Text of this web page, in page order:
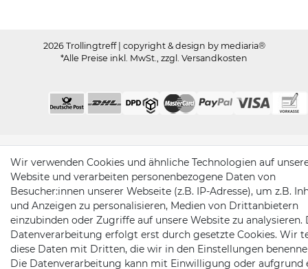
2026 Trollingtreff | copyright & design by mediaria®
*Alle Preise inkl. MwSt., zzgl. Versandkosten
Wir verwenden Cookies und ähnliche Technologien auf
Website und verarbeiten personenbezogene Daten von
Besucher:innen unserer Webseite (z.B. IP-Adresse), um z.B.
und Anzeigen zu personalisieren, Medien von Drittanbietern
einzubinden oder Zugriffe auf unsere Website zu analysieren.
Datenverarbeitung erfolgt erst durch gesetzte Cookies. Wir
diese Daten mit Dritten, die wir in den Einstellungen
Die Datenverarbeitung kann mit Einwilligung oder aufgrund